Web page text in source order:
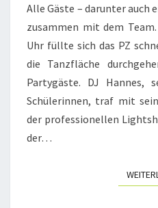
Alle Gäste – darunter auch
zusammen mit dem
Uhr füllte sich das PZ
die Tanzfläche
Partygäste. DJ Hannes,
Schülerinnen, traf mit
der professionellen
der…